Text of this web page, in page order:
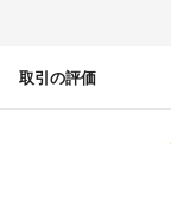
取引の評価